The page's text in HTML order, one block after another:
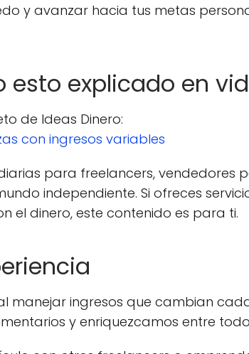
y avanzar hacia tus metas
esto explicado en
de Ideas Dinero:
con ingresos variables
para freelancers, vendedores
independiente. Si ofreces
el dinero, este contenido es para ti.
manejar ingresos que cambian
y enriquezcamos entre